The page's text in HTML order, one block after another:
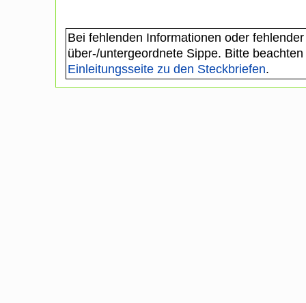
Bei fehlenden Informationen oder
über-/untergeordnete Sippe. Bitte
Einleitungsseite zu den Steckbriefen.